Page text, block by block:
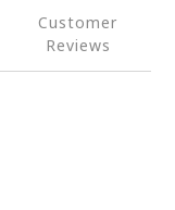
Customer
Reviews